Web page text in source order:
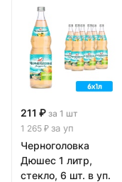
211 ₽ за 1 шт
1 265 ₽ за уп
Черноголовка
Дюшес 1 литр,
стекло, 6 шт. в уп.